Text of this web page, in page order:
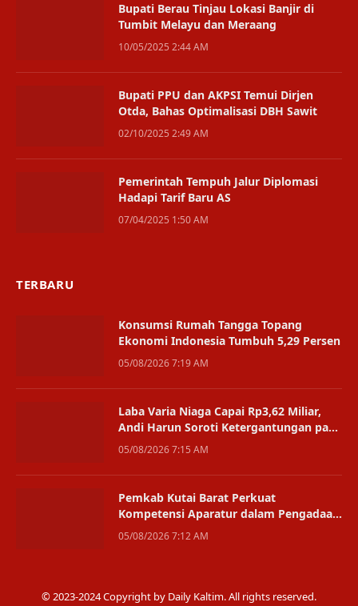
Bupati Berau Tinjau Lokasi Banjir di
Tumbit Melayu dan Meraang
10/05/2025 2:44 AM
Bupati PPU dan AKPSI Temui Dirjen
Otda, Bahas Optimalisasi DBH Sawit
02/10/2025 2:49 AM
Pemerintah Tempuh Jalur Diplomasi
Hadapi Tarif Baru AS
07/04/2025 1:50 AM
TERBARU
Konsumsi Rumah Tangga Topang
Ekonomi Indonesia Tumbuh 5,29 Persen
05/08/2026 7:19 AM
Laba Varia Niaga Capai Rp3,62 Miliar,
Andi Harun Soroti Ketergantungan pada
Satu Bisnis
05/08/2026 7:15 AM
Pemkab Kutai Barat Perkuat
Kompetensi Aparatur dalam Pengadaan
Digital
05/08/2026 7:12 AM
© 2023-2024 Copyright by Daily Kaltim. All rights reserved.